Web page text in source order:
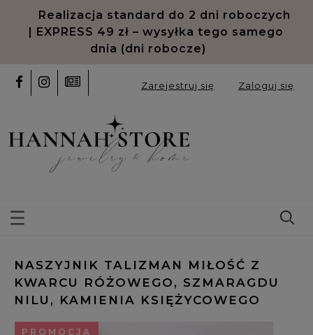
Realizacja standard do 2 dni roboczych
| EXPRESS 49 zł – wysyłka tego samego
dnia (dni robocze)
Zarejestruj się Zaloguj się
NASZYJNIK TALIZMAN MIŁOŚĆ Z
KWARCU RÓŻOWEGO, SZMARAGDU
NILU, KAMIENIA KSIĘŻYCOWEGO
PROMOCJA